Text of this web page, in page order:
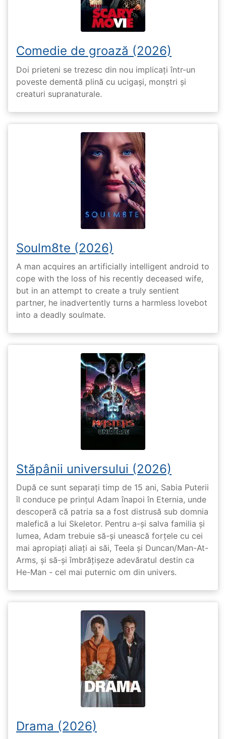
Comedie de groază (2026)
Doi prieteni se trezesc din nou implicați într-un
poveste dementă plină cu ucigași, monștri și
creaturi supranaturale.
Soulm8te (2026)
A man acquires an artificially intelligent android to
cope with the loss of his recently deceased wife,
but in an attempt to create a truly sentient
partner, he inadvertently turns a harmless lovebot
into a deadly soulmate.
Stăpânii universului (2026)
După ce sunt separați timp de 15 ani, Sabia Puterii
îl conduce pe prințul Adam înapoi în Eternia, unde
descoperă că patria sa a fost distrusă sub domnia
malefică a lui Skeletor. Pentru a-și salva familia și
lumea, Adam trebuie să-și unească forțele cu cei
mai apropiați aliați ai săi, Teela și Duncan/Man-At-
Arms, și să-și îmbrățișeze adevăratul destin ca
He-Man - cel mai puternic om din univers.
Drama (2026)